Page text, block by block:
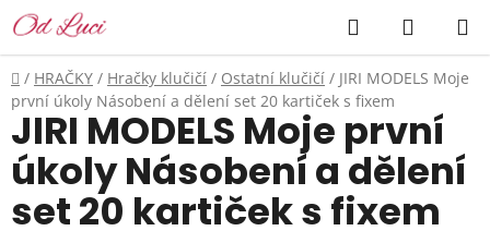
Přejít
na
obsah
Hledat
KOŠÍK
Domů
/ HRAČKY / Hračky klučičí / Ostatní klučičí / JIRI MODELS Moje
první úkoly Násobení a dělení set 20 kartiček s fixem
JIRI MODELS Moje první
úkoly Násobení a dělení
set 20 kartiček s fixem